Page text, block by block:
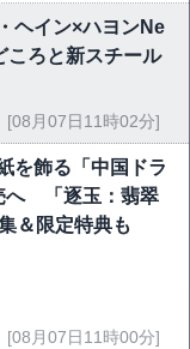
ヘイン×ハヨンNe
ころと新スチール
[08月07日11時02分]
を飾る「中国ドラ
へ 「逐玉：翡翠
＆限定特典も
[08月07日11時00分]